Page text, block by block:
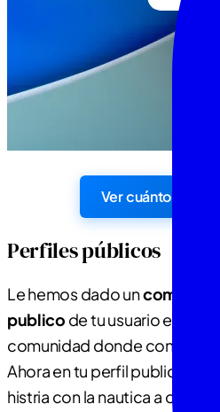
Ver cuánto
Perfiles públicos
Le hemos dado uncompleto
publico de tu usuario en
comunidad donde conocer
Ahora en tu perfil publico
histria con la nautica a otros